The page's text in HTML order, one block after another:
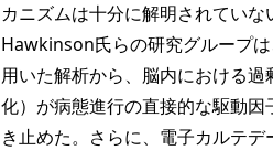
カニズムは十分に解明されてい
Hawkinson氏らの研究グループ
用いた解析から、脳内における
化）が病態進行の直接的な駆動
き止めた。さらに、電子カルテ